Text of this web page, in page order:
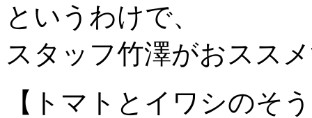
というわけで、
スタッフ竹澤がおスス
【トマトとイワシのそ